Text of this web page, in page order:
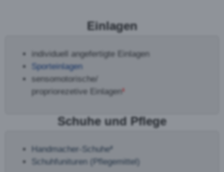
Einlagen
individuell angefertigte Einlagen
Sporteinlagen
sensomotorische/
propriorezetive Einlagen¹
Schuhe und Pflege
Handmacher-Schuhe²
Schuhfunituren (Pflegemittel)